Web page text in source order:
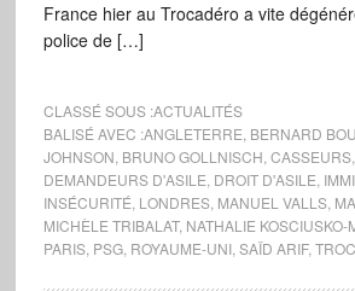
France hier au Trocadéro a vite
police de […]
CLASSÉ SOUS :ACTUALITÉS
BALISÉ AVEC :ANGLETERRE BERNARD
JOHNSON BRUNO GOLLNISCH CASSEURS,
DEMANDEURS D'ASILE DROIT D'ASILE
INSÉCURITÉ LONDRES, MANUEL VALLS,
MICHÈLE TRIBALAT, NATHALIE KOSCIUSKO-
PARIS, PSG, ROYAUME-UNI, SAÏD ARIF,